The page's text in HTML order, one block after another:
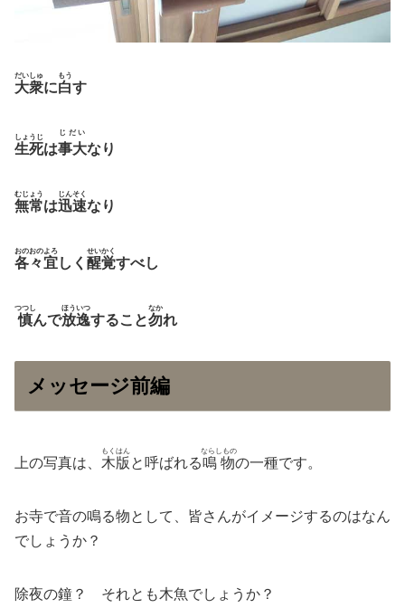
大衆
だいしゅ
に白
もう
す
生死
しょうじ
は事大
じだい
なり
無常
むじょう
は迅速
じんそく
なり
各々
おのおの
宜
よろ
しく 醒覚
せいかく
すべし
慎
つつし
んで放逸
ほういつ
すること勿
なか
れ
メッセージ前編
上の写真は、 木版
もくはん
と呼ばれる鳴物
ならしもの
の一種です。
お寺で音の鳴る物として、皆さんがイメージするのはなん
でしょうか？
除夜の鐘？ それとも木魚でしょうか？